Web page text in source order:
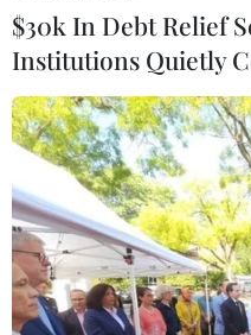
Đội K93 quy tập được 11 bộ
hài cốt liệt sỹ trên địa bàn
An Giang
08/08/2026 11:11
$30k In Debt Relief
Institutions Quietly